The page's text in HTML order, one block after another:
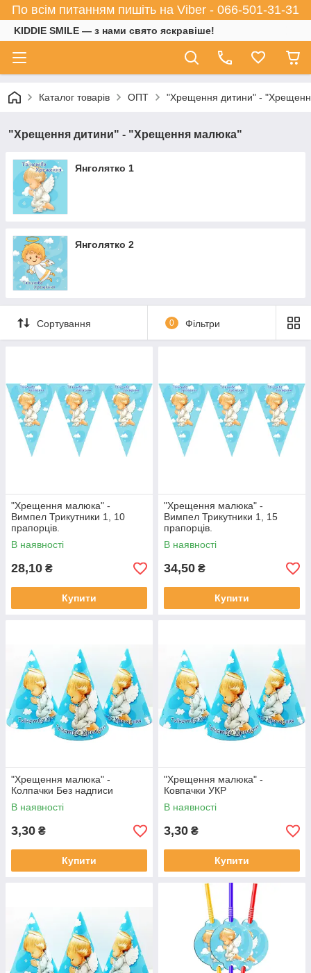
По всім питанням пишіть на Viber - 066-501-31-31
KIDDIE SMILE — з нами свято яскравіше!
Каталог товарів ОПТ "Хрещення дитини" -
"Хрещення дитини" - "Хрещення малюка"
Янголятко 1
Янголятко 2
Сортування 0 Фільтри
"Хрещення малюка" -
Вимпел Трикутники 1, 10
прапорців.
В наявності
28,10 ₴
Купити
"Хрещення малюка" -
Вимпел Трикутники 1, 15
прапорців.
В наявності
34,50 ₴
Купити
"Хрещення малюка" -
Колпачки Без надписи
В наявності
3,30 ₴
Купити
"Хрещення малюка" -
Ковпачки УКР
В наявності
3,30 ₴
Купити